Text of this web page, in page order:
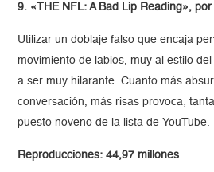
9. «THE NFL: A Bad Lip Reading»,
Utilizar un doblaje falso que encaja
movimiento de labios, muy al estilo
a ser muy hilarante. Cuanto más
conversación, más risas provoca;
puesto noveno de la lista de YouTube.
Reproducciones: 44,97 millones